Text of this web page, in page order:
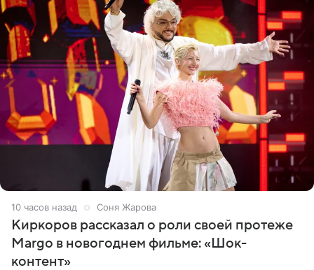
10 часов назад Соня Жарова
Киркоров рассказал о роли своей протеже
Margo в новогоднем фильме: «Шок-
контент»